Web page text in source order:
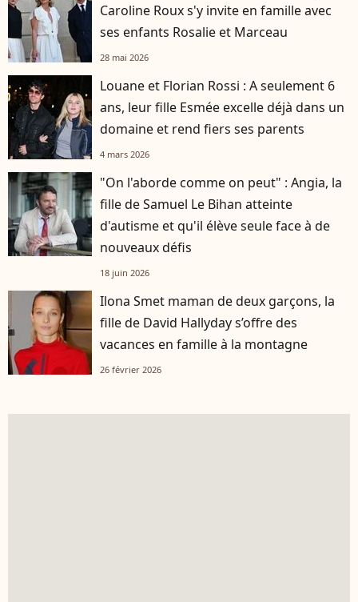
Caroline Roux s'y invite en famille avec
ses enfants Rosalie et Marceau
28 mai 2026
Louane et Florian Rossi : A seulement 6
ans, leur fille Esmée excelle déjà dans un
domaine et rend fiers ses parents
4 mars 2026
"On l'aborde comme on peut" : Angia, la
fille de Samuel Le Bihan atteinte
d'autisme et qu'il élève seule face à de
nouveaux défis
18 juin 2026
Ilona Smet maman de deux garçons, la
fille de David Hallyday s’offre des
vacances en famille à la montagne
26 février 2026